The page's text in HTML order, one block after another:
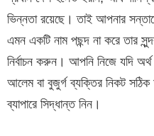
ভিন্নতা রয়েছে। তাই আপনার
এমন একটি নাম পছন্দ না করে তার
নির্বাচন করুন। আপনি নিজে যদি
আলেম বা বুজুর্গ ব্যক্তির নিকট সঠিক
ব্যাপারে সিদ্ধান্ত নিন।